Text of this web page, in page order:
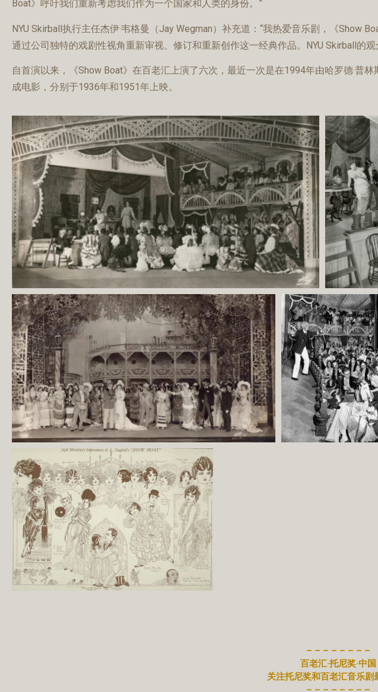
Boat》呼吁我们重新考虑我们作为一个国家和人类的身份。”
NYU Skirball执行主任杰伊·韦格曼（Jay Wegman）补充道：“我热爱音乐剧，《Show
通过公司独特的戏剧性视角重新审视、修订和重新创作这一经典作品。NYU Skirball的
自首演以来，《Show Boat》在百老汇上演了六次，最近一次是在1994年由哈罗德·普
成电影，分别于1936年和1951年上映。
– – – – – – – –
百老汇·托尼奖·中国
关注托尼奖和百老汇音乐剧
– – – – – – – –